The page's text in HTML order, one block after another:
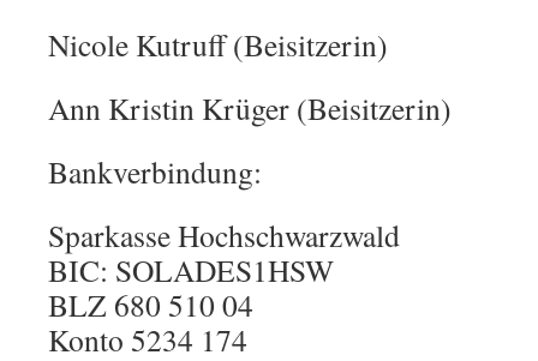
Nicole Kutruff (Beisitzerin)
Ann Kristin Krüger (Beisitzerin)
Bankverbindung:
Sparkasse Hochschwarzwald
BIC: SOLADES1HSW
BLZ 680 510 04
Konto 5234 174